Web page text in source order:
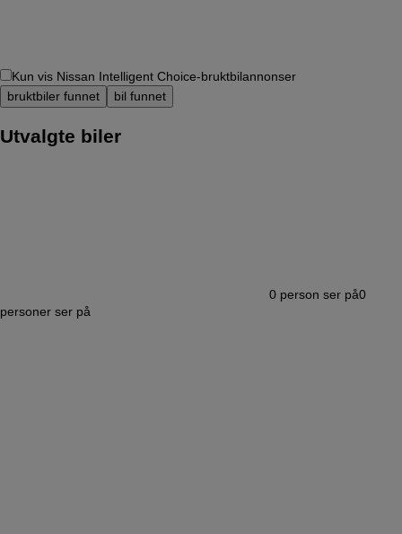
Kun vis Nissan Intelligent Choice-bruktbilannonser
bruktbiler funnet
bil funnet
Utvalgte biler
0 person ser på0
personer ser på